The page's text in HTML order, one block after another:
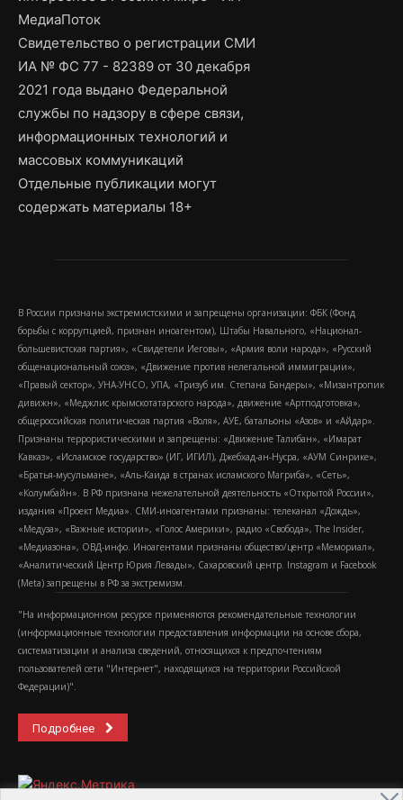
МедиаПоток
Свидетельство о регистрации СМИ
ИА № ФС 77 - 82389 от 30 декабря
2021 года выдано Федеральной
службы по надзору в сфере связи,
информационных технологий и
массовых коммуникаций
Отдельные публикации могут
содержать материалы 18+
В России признаны экстремистскими и запрещены организации: ФБК (Фонд
борьбы с коррупцией, признан иноагентом), Штабы Навального, «Национал-
большевистская партия», «Свидетели Иеговы», «Армия воли народа», «Русский
общенациональный союз», «Движение против нелегальной иммиграции»,
«Правый сектор», УНА-УНСО, УПА, «Тризуб им. Степана Бандеры», «Мизантропик
дивижн», «Меджлис крымскотатарского народа», движение «Артподготовка»,
общероссийская политическая партия «Воля», АУЕ, батальоны «Азов» и «Айдар».
Признаны террористическими и запрещены: «Движение Талибан», «Имарат
Кавказ», «Исламское государство» (ИГ, ИГИЛ), Джебхад-ан-Нусра, «АУМ Синрике»,
«Братья-мусульмане», «Аль-Каида в странах исламского Магриба», «Сеть»,
«Колумбайн». В РФ признана нежелательной деятельность «Открытой России»,
издания «Проект Медиа». СМИ-иноагентами признаны: телеканал «Дождь»,
«Медуза», «Важные истории», «Голос Америки», радио «Свобода», The Insider,
«Медиазона», ОВД-инфо. Иноагентами признаны общество/центр «Мемориал»,
«Аналитический Центр Юрия Левады», Сахаровский центр. Instagram и Facebook
(Metа) запрещены в РФ за экстремизм.
"На информационном ресурсе применяются рекомендательные технологии
(информационные технологии предоставления информации на основе сбора,
систематизации и анализа сведений, относящихся к предпочтениям
пользователей сети "Интернет", находящихся на территории Российской
Федерации)".
Подробнее